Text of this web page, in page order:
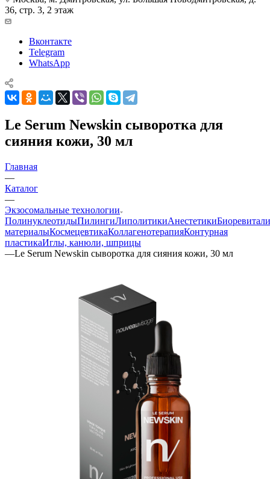
36, стр. 3, 2 этаж
Вконтакте
Telegram
WhatsApp
Le Serum Newskin сыворотка для
сияния кожи, 30 мл
Главная
—
Каталог
—
Экзосомальные технологии
ПолинуклеотидыПилингиЛиполитикиАнестетики
материалыКосмецевтикаКоллагенотерапияКонтурная
пластикаИглы, канюли, шприцы
—Le Serum Newskin сыворотка для сияния кожи, 30 мл